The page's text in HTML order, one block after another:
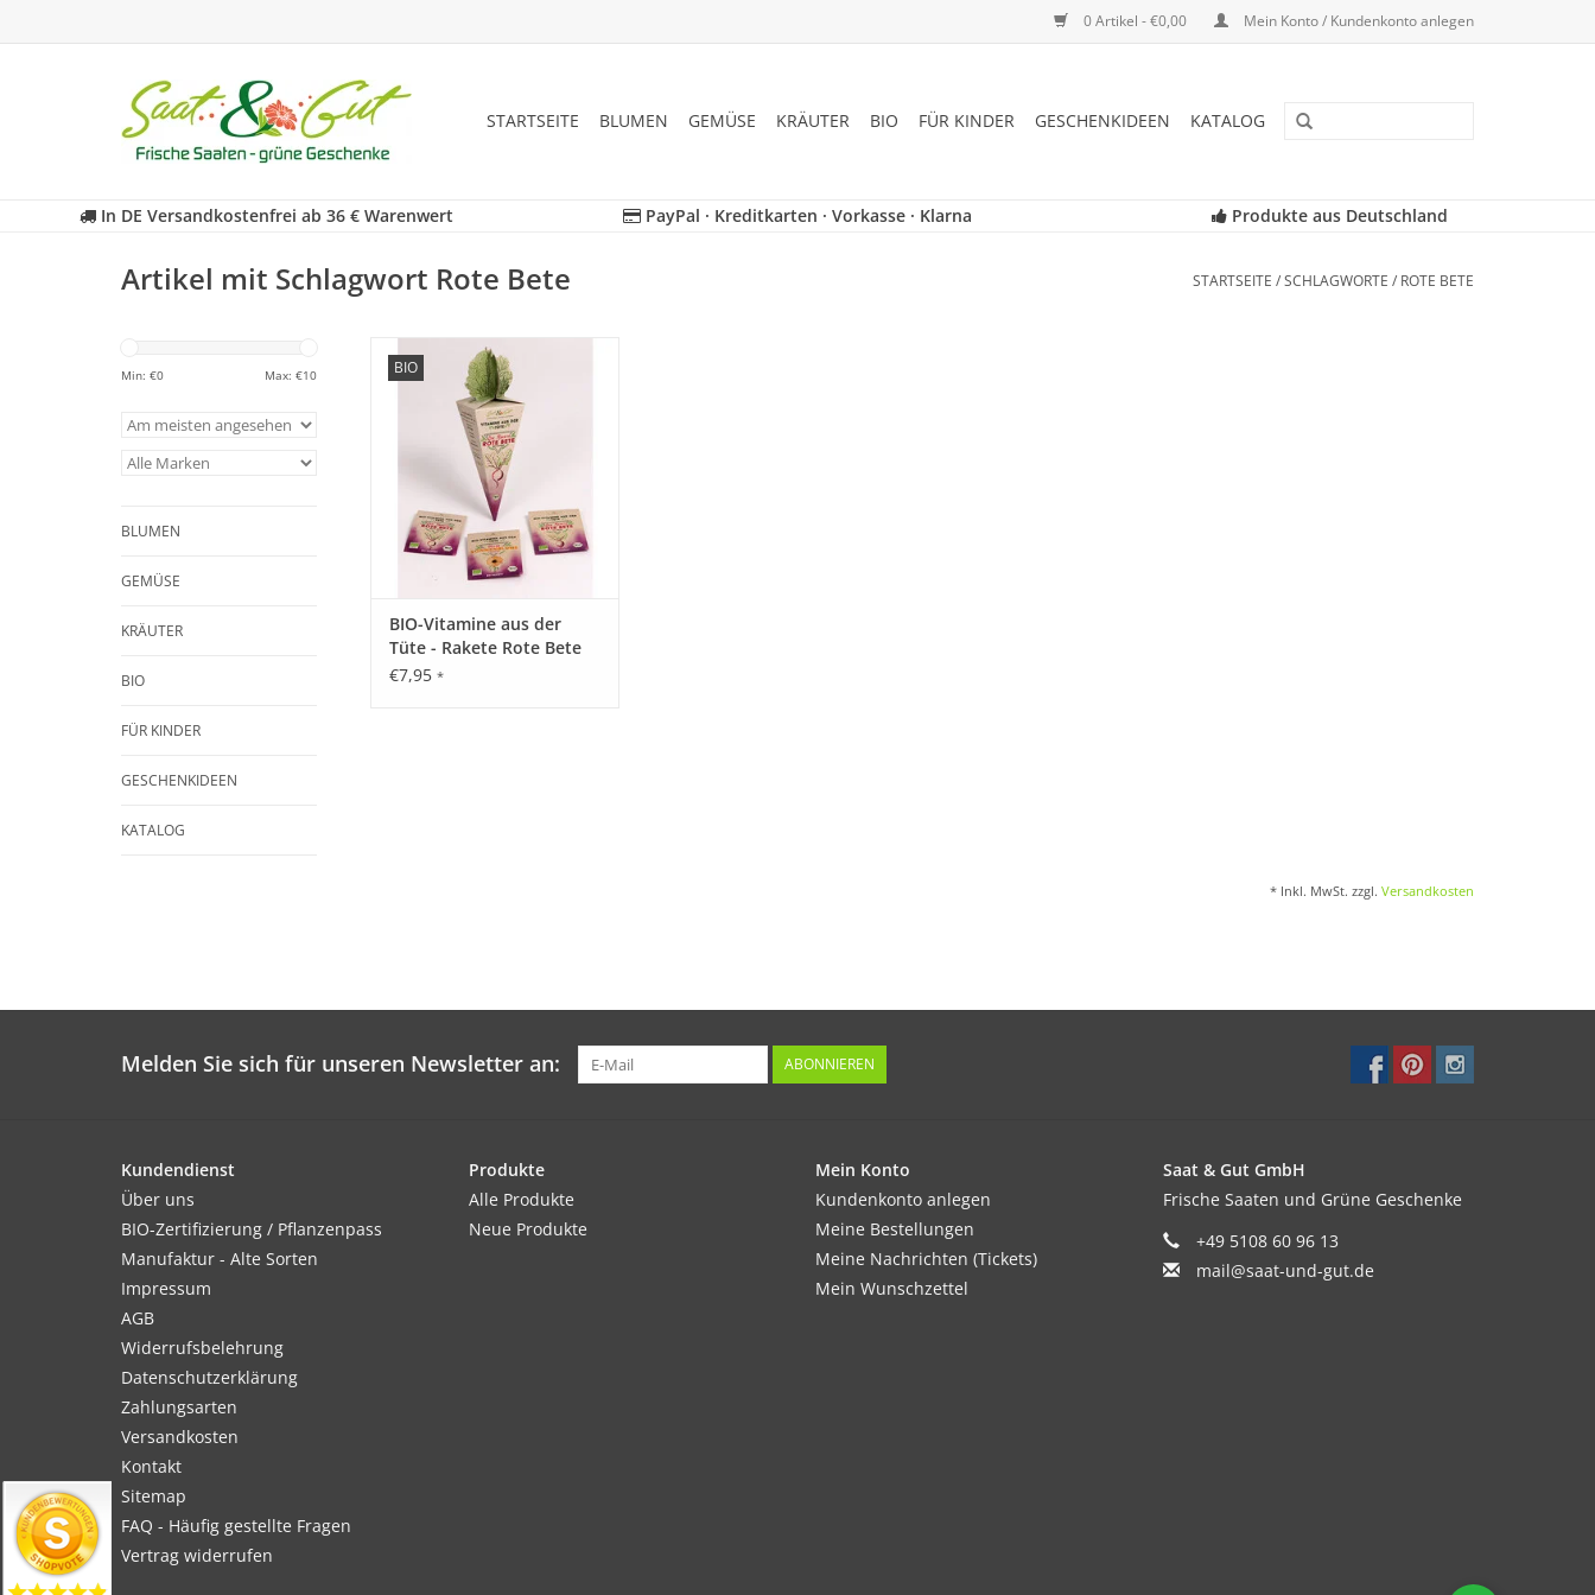
0 Artikel - €0,00 Mein Konto / Kundenkonto anlegen
STARTSEITE BLUMEN GEMÜSE KRÄUTER BIO FÜR KINDER GESCHENKIDEEN KATALOG
In DE Versandkostenfrei ab 36 € Warenwert PayPal · Kreditkarten · Vorkasse · Klarna Produkte aus Deutschland
Artikel mit Schlagwort Rote Bete STARTSEITE /SCHLAGWORTE / ROTE BETE
Min: €0 Max: €10
BLUMEN
GEMÜSE
KRÄUTER
BIO
FÜR KINDER
GESCHENKIDEEN
KATALOG
BIO
BIO Saatgut in toller Box! Lassen
Sie sich von der wunderschönen
Schachtel mit beliebtem Gemüse-
und Blumensaatgut verzaubern.
Mit Rote Bete u. Sonnenblume.
ZUM WARENKORB HINZUFÜGEN
BIO-Vitamine aus der
Tüte - Rakete Rote Bete
€7,95 *
* Inkl. MwSt. zzgl. Versandkosten
Melden Sie sich für unseren Newsletter an: ABONNIEREN
Kundendienst
Über uns
BIO-Zertifizierung / Pflanzenpass
Manufaktur - Alte Sorten
Impressum
AGB
Widerrufsbelehrung
Datenschutzerklärung
Zahlungsarten
Versandkosten
Kontakt
Sitemap
FAQ - Häufig gestellte Fragen
Vertrag widerrufen
Produkte
Alle Produkte
Neue Produkte
Mein Konto
Kundenkonto anlegen
Meine Bestellungen
Meine Nachrichten (Tickets)
Mein Wunschzettel
Saat & Gut GmbH
Frische Saaten und Grüne Geschenke
+49 5108 60 96 13
mail@saat-und-gut.de